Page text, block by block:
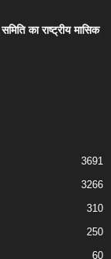
का राष्ट्रीय मासिक
3691
3266
310
250
60